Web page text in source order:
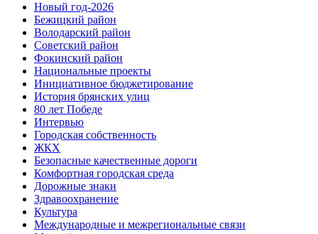
Новый год-2026
Бежицкий район
Володарский район
Советский район
Фокинский район
Национальные проекты
Инициативное бюджетирование
История брянских улиц
80 лет Победе
Интервью
Городская собственность
ЖКХ
Безопасные качественные дороги
Комфортная городская среда
Дорожные знаки
Здравоохранение
Культура
Международные и межрегиональные связи